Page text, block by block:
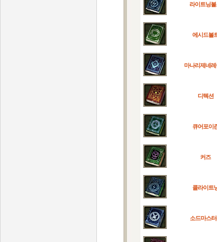
라이트닝
에시드볼
마나리제네
디텍션
큐어포이
커즈
콜라이트
소드마스터